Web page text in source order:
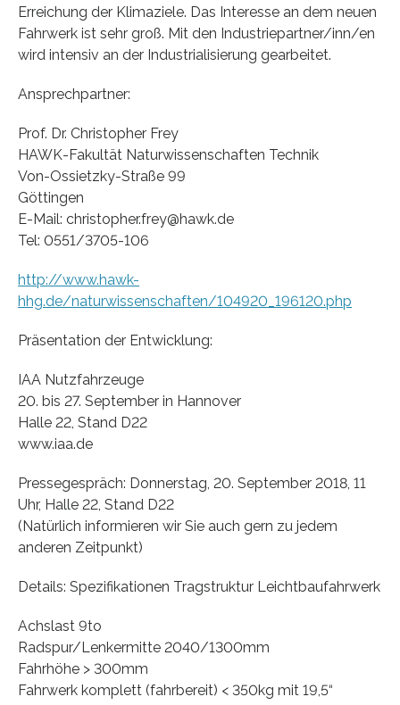
Erreichung der Klimaziele. Das Interesse an dem neuen
Fahrwerk ist sehr groß. Mit den Industriepartner/inn/en
wird intensiv an der Industrialisierung gearbeitet.
Ansprechpartner:
Prof. Dr. Christopher Frey
HAWK-Fakultät Naturwissenschaften Technik
Von-Ossietzky-Straße 99
Göttingen
E-Mail: christopher.frey@hawk.de
Tel: 0551/3705-106
http://www.hawk-
hhg.de/naturwissenschaften/104920_196120.php
Präsentation der Entwicklung:
IAA Nutzfahrzeuge
20. bis 27. September in Hannover
Halle 22, Stand D22
www.iaa.de
Pressegespräch: Donnerstag, 20. September 2018, 11
Uhr, Halle 22, Stand D22
(Natürlich informieren wir Sie auch gern zu jedem
anderen Zeitpunkt)
Details: Spezifikationen Tragstruktur Leichtbaufahrwerk
Achslast 9to
Radspur/Lenkermitte 2040/1300mm
Fahrhöhe > 300mm
Fahrwerk komplett (fahrbereit) < 350kg mit 19,5“